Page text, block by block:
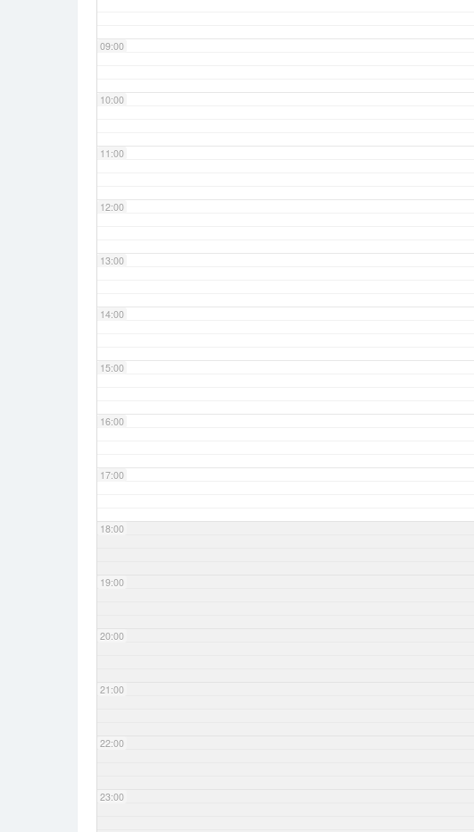
09:00
10:00
11:00
12:00
13:00
14:00
15:00
16:00
17:00
18:00
19:00
20:00
21:00
22:00
23:00